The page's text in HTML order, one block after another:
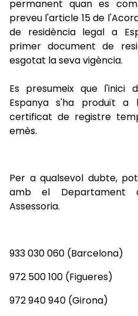
permanent quan es
preveu l'article 15 de
de residència legal a
primer document de
esgotat la seva vigència.
Es presumeix que l'inici
Espanya s'ha produït a
certificat de registre
emès.
Per a qualsevol dubte,
amb el Departament
Assessoria.
933 030 060 (Barcelona)
972 500 100 (Figueres)
972 940 940 (Girona)